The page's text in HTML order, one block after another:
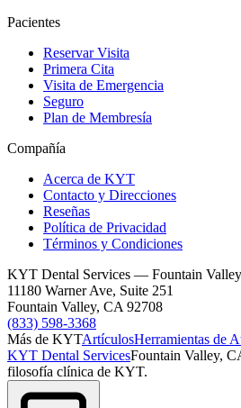
Pacientes
Reservar Visita
Primera Cita
Visita de Emergencia
Seguro
Plan de Membresía
Compañía
Acerca de KYT
Contacto y Direcciones
Reseñas
Política de Privacidad
Términos y Condiciones
KYT Dental Services — Fountain Valley
11180 Warner Ave, Suite 251
Fountain Valley, CA 92708
(833) 598-3368
Más de KYTArtículosHerramientas de
KYT Dental ServicesFountain Valley,
filosofía clínica de KYT.